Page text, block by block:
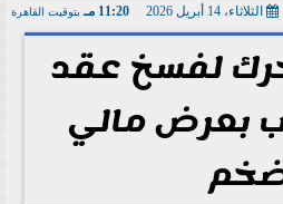
الثلاثاء، 14 أبريل 2026 11:20 مـ بتوقيت القاهرة
لفسخ عقد
بعرض مالي